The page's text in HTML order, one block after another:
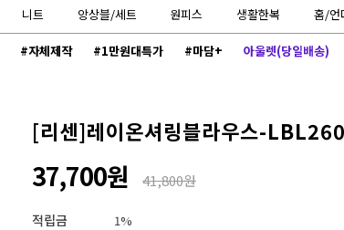
니트 앙상블/세트 원피스 생활한복 홈/언
#자체제작 #1만원대특가 #마담+ 아울렛(당일배송)
[리센]레이온셔링블라우스-
37,700원 41,800원
적립금 1%